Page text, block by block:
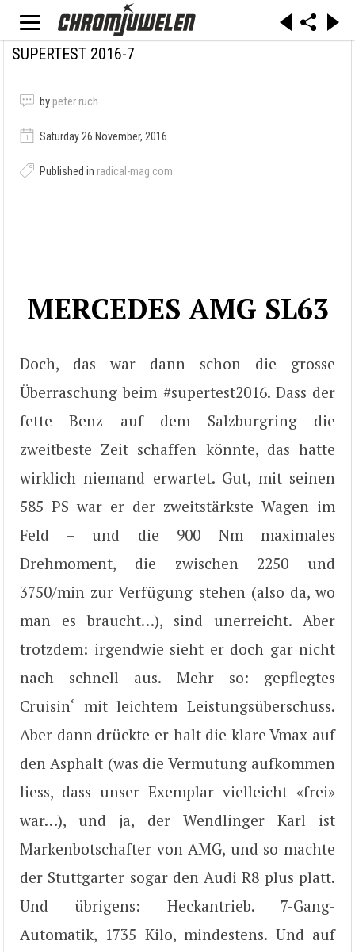
SUPERTEST 2016-7
by peter ruch
Saturday 26 November, 2016
Published in radical-mag.com
MERCEDES AMG SL63
Doch, das war dann schon die grosse
Überraschung beim #supertest2016. Dass der
fette Benz auf dem Salzburgring die
zweitbeste Zeit schaffen könnte, das hatte
wirklich niemand erwartet. Gut, mit seinen
585 PS war er der zweitstärkste Wagen im
Feld – und die 900 Nm maximales
Drehmoment, die zwischen 2250 und
3750/min zur Verfügung stehen (also da, wo
man es braucht…), sind unerreicht. Aber
trotzdem: irgendwie sieht er doch gar nicht
nach schnell aus. Mehr so: gepflegtes
Cruisin‘ mit leichtem Leistungsüberschuss.
Aber dann drückte er halt die klare Vmax auf
den Asphalt (was die Vermutung aufkommen
liess, dass unser Exemplar vielleicht «frei»
war…), und ja, der Wendlinger Karl ist
Markenbotschafter von AMG, und so machte
der Stuttgarter sogar den Audi R8 plus platt.
Und übrigens: Heckantrieb. 7-Gang-
Automatik, 1735 Kilo, mindestens. Und auf